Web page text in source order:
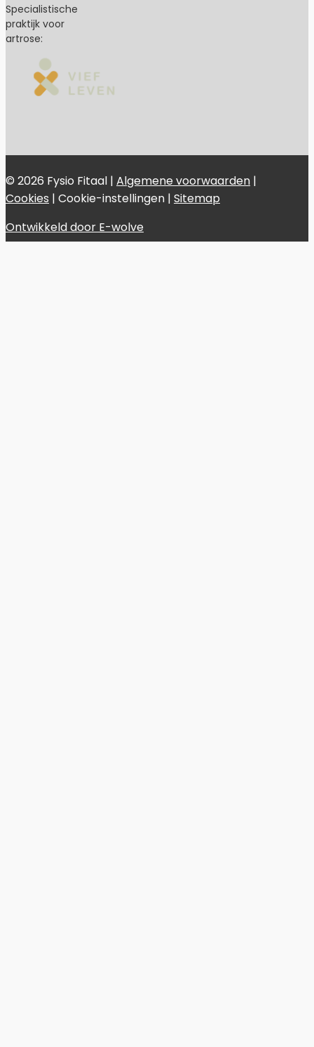
Specialistische
praktijk voor
artrose:
© 2026 Fysio Fitaal | Algemene voorwaarden |
Cookies | Cookie-instellingen | Sitemap
Ontwikkeld door E-wolve